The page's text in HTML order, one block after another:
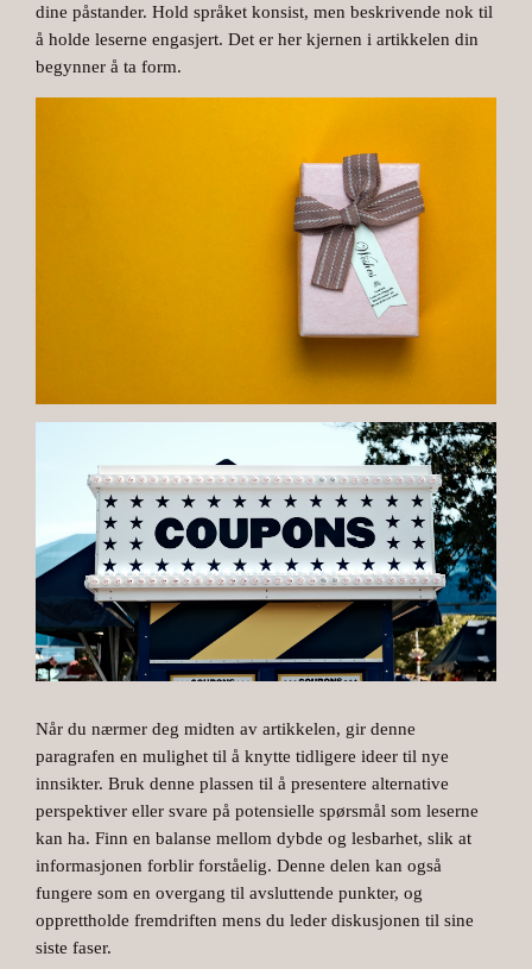
dine påstander. Hold språket konsist, men beskrivende nok til
å holde leserne engasjert. Det er her kjernen i artikkelen din
begynner å ta form.
Når du nærmer deg midten av artikkelen, gir denne
paragrafen en mulighet til å knytte tidligere ideer til nye
innsikter. Bruk denne plassen til å presentere alternative
perspektiver eller svare på potensielle spørsmål som leserne
kan ha. Finn en balanse mellom dybde og lesbarhet, slik at
informasjonen forblir forståelig. Denne delen kan også
fungere som en overgang til avsluttende punkter, og
opprettholde fremdriften mens du leder diskusjonen til sine
siste faser.